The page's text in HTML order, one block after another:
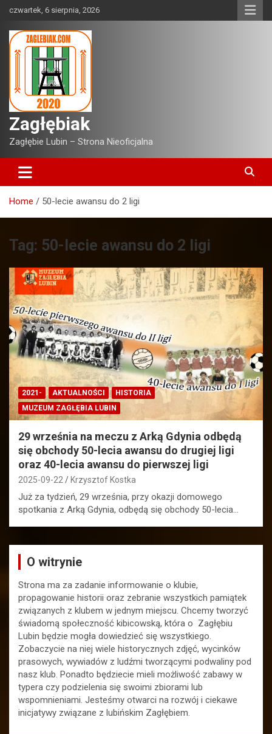
content
czwartek, 6 sierpnia, 2026
Zagłębiak
Zagłębie Lubin – Strona Nieoficjalna
Home 50-lecie awansu do 2 ligi
Tag: 50-lecie awansu do 2 ligi
2021- AKTUALNOŚCI
HISTORIA
MUZEUM ZAGŁĘBIA LUBIN
29 września na meczu z Arką Gdynia odbędą
się obchody 50-lecia awansu do drugiej ligi
oraz 40-lecia awansu do pierwszej ligi
2025-09-22 Krzysztof Kostka
Już za tydzień, 29 września, przy okazji domowego
spotkania z Arką Gdynia, odbędą się obchody 50-lecia…
O witrynie
Strona ma za zadanie informowanie o klubie,
propagowanie historii oraz zebranie wszystkich pamiątek
związanych z klubem w jednym miejscu. Chcemy tworzyć
świadomą społeczność kibicowską, która o Zagłębiu
Lubin będzie mogła dowiedzieć się wszystkiego.
Zobaczycie na niej wiele historycznych zdjęć, wycinków
prasowych, wywiadów z ludźmi tworzącymi podwaliny pod
nasz klub. Ponadto będziecie mieli możliwość zabawy w
typera czy podzielenia się swoimi zbiorami lub
wspomnieniami. Jesteśmy otwarci na rozwój i ciekawe
inicjatywy związane z lubińskim Zagłębiem.